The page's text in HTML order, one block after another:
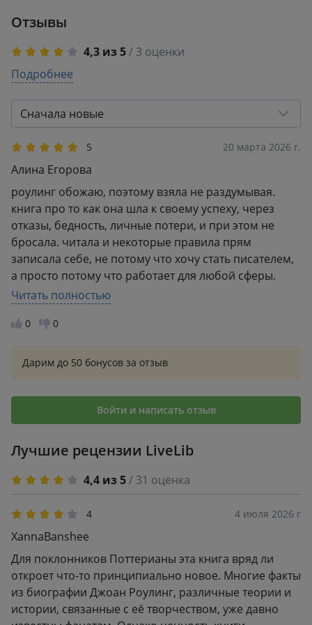
Отзывы
4,3 из 5/ 3 оценки
5
2
0
1
Подробнее
Сначала новые
5 20 марта 2026 г.
Алина Егорова
роулинг обожаю, поэтому взяла не раздумывая.
книга про то как она шла к своему успеху, через
отказы, бедность, личные потери, и при этом не
бросала. читала и некоторые правила прям
записала себе, не потому что хочу стать писателем,
а просто потому что работает для любой сферы.
есть вещи которые знаешь умом, но когда видишь
что именно так жил человек который написал гарри
поттера, это как-то иначе воспринимается.
хорошо.
Читать полностью
0 0
Дарим до 50 бонусов за отзыв
Войти и написать отзыв
Лучшие рецензии LiveLib
4,4 из 5/ 31 оценка
4 4 июля 2026 г
XannaBanshee
Для поклонников Поттерианы эта книга вряд ли
откроет что-то принципиально новое. Многие факты
из биографии Джоан Роулинг, различные теории и
истории, связанные с её творчеством, уже давно